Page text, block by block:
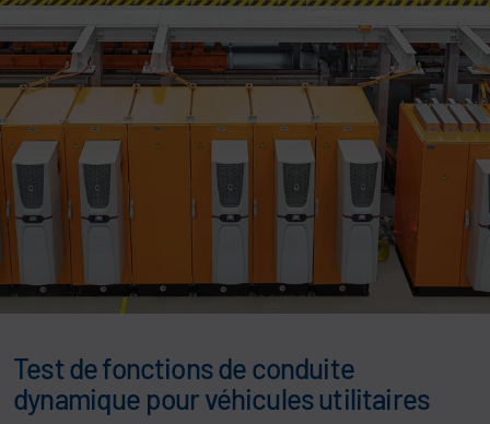
Test de fonctions de conduite
dynamique pour véhicules utilitaires